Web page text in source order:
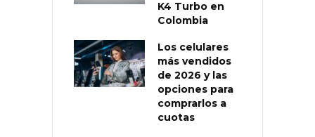
K4 Turbo en
Colombia
Los celulares
más vendidos
de 2026 y las
opciones para
comprarlos a
cuotas